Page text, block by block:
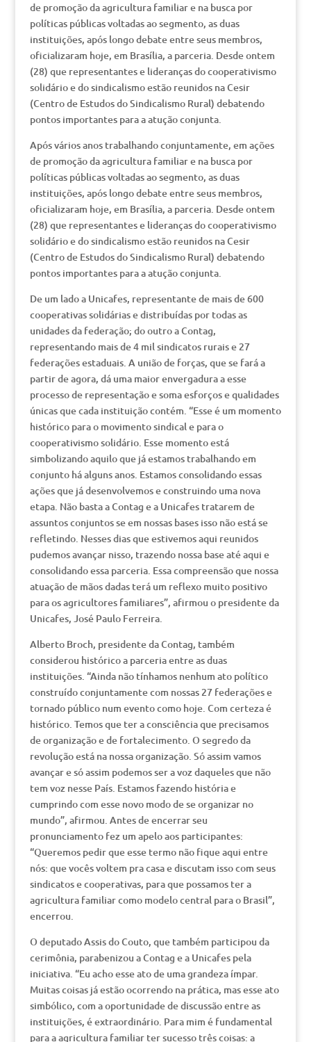
de promoção da agricultura familiar e na busca por
políticas públicas voltadas ao segmento, as duas
instituições, após longo debate entre seus membros,
oficializaram hoje, em Brasília, a parceria. Desde ontem
(28) que representantes e lideranças do cooperativismo
solidário e do sindicalismo estão reunidos na Cesir
(Centro de Estudos do Sindicalismo Rural) debatendo
pontos importantes para a atução conjunta.
Após vários anos trabalhando conjuntamente, em ações
de promoção da agricultura familiar e na busca por
políticas públicas voltadas ao segmento, as duas
instituições, após longo debate entre seus membros,
oficializaram hoje, em Brasília, a parceria. Desde ontem
(28) que representantes e lideranças do cooperativismo
solidário e do sindicalismo estão reunidos na Cesir
(Centro de Estudos do Sindicalismo Rural) debatendo
pontos importantes para a atução conjunta.
De um lado a Unicafes, representante de mais de 600
cooperativas solidárias e distribuídas por todas as
unidades da federação; do outro a Contag,
representando mais de 4 mil sindicatos rurais e 27
federações estaduais. A união de forças, que se fará a
partir de agora, dá uma maior envergadura a esse
processo de representação e soma esforços e qualidades
únicas que cada instituição contém. “Esse é um momento
histórico para o movimento sindical e para o
cooperativismo solidário. Esse momento está
simbolizando aquilo que já estamos trabalhando em
conjunto há alguns anos. Estamos consolidando essas
ações que já desenvolvemos e construindo uma nova
etapa. Não basta a Contag e a Unicafes tratarem de
assuntos conjuntos se em nossas bases isso não está se
refletindo. Nesses dias que estivemos aqui reunidos
pudemos avançar nisso, trazendo nossa base até aqui e
consolidando essa parceria. Essa compreensão que nossa
atuação de mãos dadas terá um reflexo muito positivo
para os agricultores familiares”, afirmou o presidente da
Unicafes, José Paulo Ferreira.
Alberto Broch, presidente da Contag, também
considerou histórico a parceria entre as duas
instituições. “Ainda não tínhamos nenhum ato político
construído conjuntamente com nossas 27 federações e
tornado público num evento como hoje. Com certeza é
histórico. Temos que ter a consciência que precisamos
de organização e de fortalecimento. O segredo da
revolução está na nossa organização. Só assim vamos
avançar e só assim podemos ser a voz daqueles que não
tem voz nesse País. Estamos fazendo história e
cumprindo com esse novo modo de se organizar no
mundo”, afirmou. Antes de encerrar seu
pronunciamento fez um apelo aos participantes:
“Queremos pedir que esse termo não fique aqui entre
nós: que vocês voltem pra casa e discutam isso com seus
sindicatos e cooperativas, para que possamos ter a
agricultura familiar como modelo central para o Brasil”,
encerrou.
O deputado Assis do Couto, que também participou da
cerimônia, parabenizou a Contag e a Unicafes pela
iniciativa. “Eu acho esse ato de uma grandeza ímpar.
Muitas coisas já estão ocorrendo na prática, mas esse ato
simbólico, com a oportunidade de discussão entre as
instituições, é extraordinário. Para mim é fundamental
para a agricultura familiar ter sucesso três coisas: a